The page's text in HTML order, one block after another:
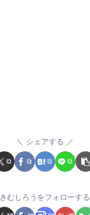
シェアする
きむしろうをフォローする